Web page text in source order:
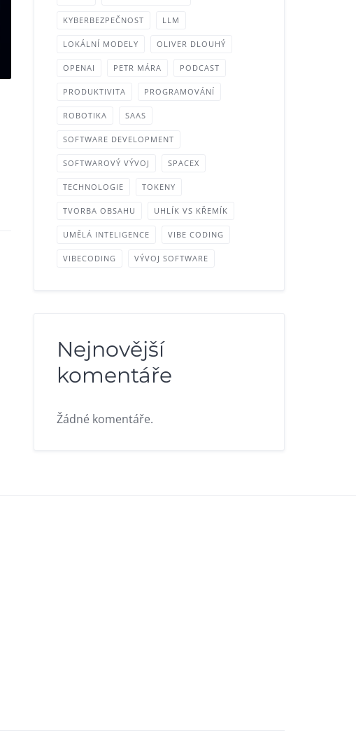
KYBERBEZPEČNOST LLM
LOKÁLNÍ MODELY OLIVER DLOUHÝ
OPENAI PETR MÁRA PODCAST
PRODUKTIVITA PROGRAMOVÁNÍ
ROBOTIKA SAAS
SOFTWARE DEVELOPMENT
SOFTWAROVÝ VÝVOJ SPACEX
TECHNOLOGIE TOKENY
TVORBA OBSAHU UHLÍK VS KŘEMÍK
UMĚLÁ INTELIGENCE VIBE CODING
VIBECODING VÝVOJ SOFTWARE
Nejnovější
komentáře
Žádné komentáře.